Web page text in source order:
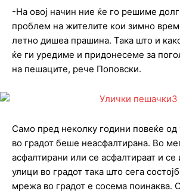
-На овој начин ние ќе го решиме
проблем на жителите кои зимно
летно дишеа прашина. Така што и
ќе ги уредиме и придонесеме за
на пешаците, рече Поповски.
Само пред неколку години повеќе
во градот беше неасфалтирана. Во
асфалтирани или се асфалтираат и се
улици во градот така што сега
мрежа во градот е сосема поинаква.